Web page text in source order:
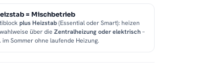
= Mischbetrieb
plus Heizstab(Essential oder Smart): heizen
über die Zentralheizung oder elektrisch–
im Sommer ohne laufende Heizung.